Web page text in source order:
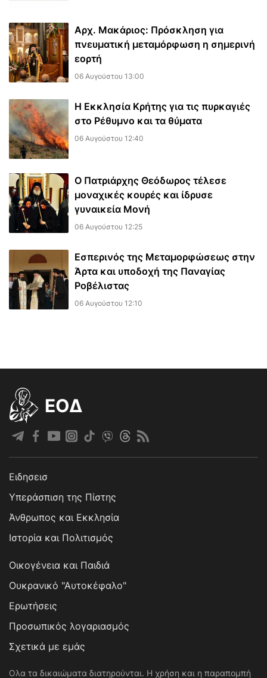
Αρχ. Μακάριος: Πρόσκληση για
πνευματική μεταμόρφωση η σημερινή
εορτή
06 Αυγούστου 13:00
Η Εκκλησία Κρήτης για τις πυρκαγιές
στο Ρέθυμνο και τα θύματα
06 Αυγούστου 12:40
Ο Πατριάρχης Θεόδωρος τέλεσε
μοναχικές κουρές και ίδρυσε
γυναικεία Μονή
06 Αυγούστου 12:25
Εσπερινός της Μεταμορφώσεως στην
Άρτα και υποδοχή της Παναγίας
Ροβέλιστας
06 Αυγούστου 12:10
EOΔ
Ειδησεισ
Υπεράσπιση της Πίστης
Άνθρωπος και Εκκλησία
Ιστορία και Πολιτισμός
Οικογένεια και Παιδιά
Ουκρανικό "Αυτοκέφαλο"
Ερωτήσεις
Προσωπικός λογαριασμός
Σχετικά με εμάς
Ολα τα δικαιώματα διατηρούνται. Η χρήση και η παραπομπή